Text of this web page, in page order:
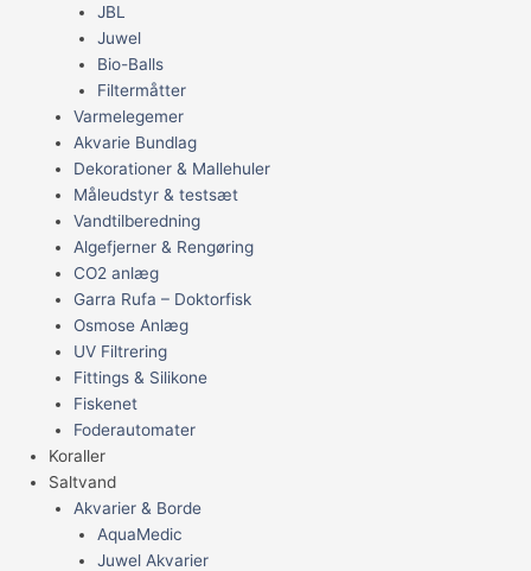
JBL
Juwel
Bio-Balls
Filtermåtter
Varmelegemer
Akvarie Bundlag
Dekorationer & Mallehuler
Måleudstyr & testsæt
Vandtilberedning
Algefjerner & Rengøring
CO2 anlæg
Garra Rufa – Doktorfisk
Osmose Anlæg
UV Filtrering
Fittings & Silikone
Fiskenet
Foderautomater
Koraller
Saltvand
Akvarier & Borde
AquaMedic
Juwel Akvarier